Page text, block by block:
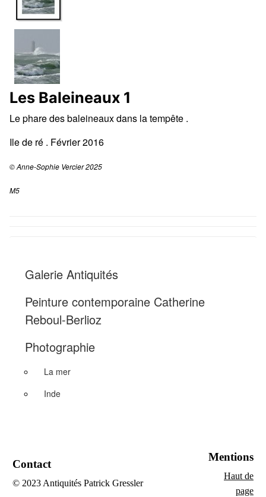
Galerie Antiquités
Peinture contemporaine Catherine
Reboul-Berlioz
Photographie
La mer
Inde
Les Baleineaux 1
Le phare des baleineaux dans la tempête .
Ile de ré . Février 2016
© Anne-Sophie Vercier 2025
M5
Contact
© 2023 Antiquités Patrick Gressler
Mentions
Haut de
page